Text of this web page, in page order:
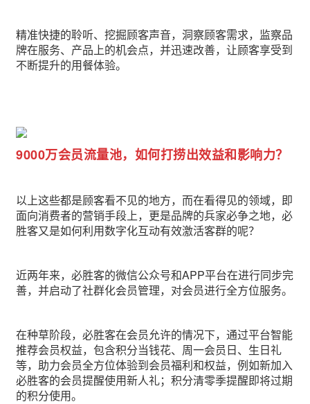
精准快捷的聆听、挖掘顾客声音，洞察顾客需求，监察品
牌在服务、产品上的机会点，并迅速改善，让顾客享受到
不断提升的用餐体验。
9000万会员流量池，如何打捞出效益和影响力？
以上这些都是顾客看不见的地方，而在看得见的领域，即
面向消费者的营销手段上，更是品牌的兵家必争之地，必
胜客又是如何利用数字化互动有效激活客群的呢？
近两年来，必胜客的微信公众号和APP平台在进行同步完
善，并启动了社群化会员管理，对会员进行全方位服务。
在种草阶段，必胜客在会员允许的情况下，通过平台智能
推荐会员权益，包含积分当钱花、周一会员日、生日礼
等，助力会员全方位体验到会员福利和权益，例如新加入
必胜客的会员提醒使用新人礼；积分清零季提醒即将过期
的积分使用。